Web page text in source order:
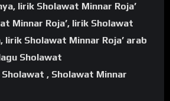
lirik Sholawat Minnar Roja’
Minnar Roja’, lirik Sholawat
lirik Sholawat Minnar Roja’ arab
Sholawat
Sholawat , Sholawat Minnar